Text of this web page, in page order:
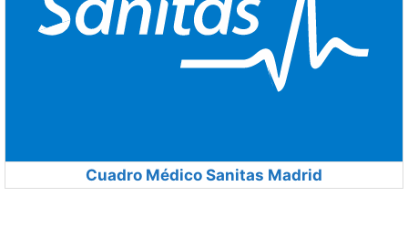
Cuadro Médico Sanitas Madrid